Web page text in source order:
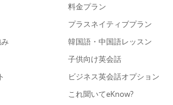
料金プラン
プラスネイティブプラン
韓国語・中国語レッスン
子供向け英会話
ビジネス英会話オプション
これ聞いてeKnow?